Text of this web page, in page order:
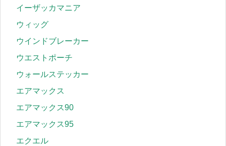
イーザッカマニア
ウィッグ
ウインドブレーカー
ウエストポーチ
ウォールステッカー
エアマックス
エアマックス90
エアマックス95
エクエル